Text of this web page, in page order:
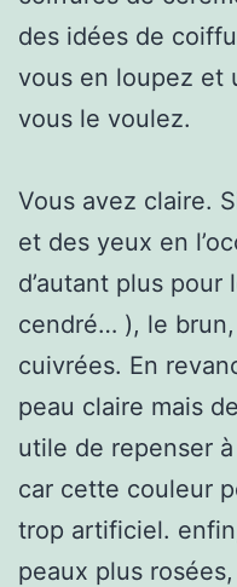
des idées de
vous en loupez et
vous le voulez.
Vous avez claire.
et des yeux en
d’autant plus
cendré… ), le
cuivrées. En
peau claire mais
utile de repenser
car cette couleur
trop artificiel.
peaux plus